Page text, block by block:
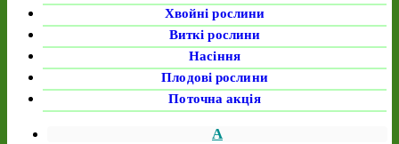
Хвойні рослини
Виткі рослини
Насіння
Плодові рослини
Поточна акція
А